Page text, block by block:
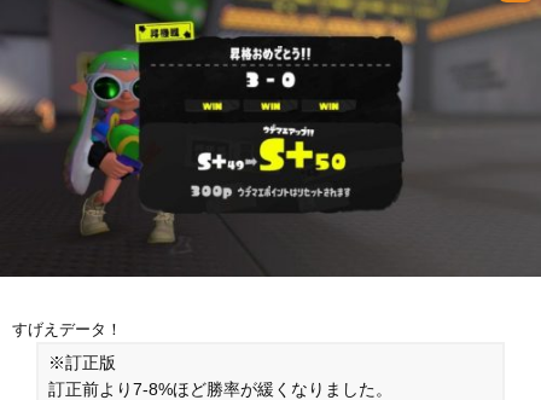
すげえデータ！
※訂正版
訂正前より7-8%ほど勝率が緩くなりました。